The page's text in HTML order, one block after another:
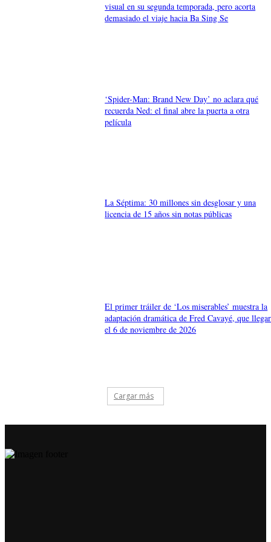
visual en su segunda temporada, pero acorta
demasiado el viaje hacia Ba Sing Se
‘Spider-Man: Brand New Day’ no aclara qué
recuerda Ned: el final abre la puerta a otra
película
La Séptima: 30 millones sin desglosar y una
licencia de 15 años sin notas públicas
El primer tráiler de ‘Los miserables’ muestra la
adaptación dramática de Fred Cavayé, que
el 6 de noviembre de 2026
Cargar más